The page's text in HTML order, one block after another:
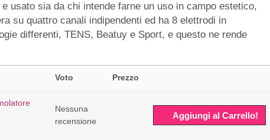
usato sia da chi intende farne un uso in campo estetico,
su quattro canali indipendenti ed ha 8 elettrodi in
differenti, TENS, Beatuy e Sport, e questo ne rende
Voto Prezzo
Nessuna
recensione
Aggiungi al Carrello!